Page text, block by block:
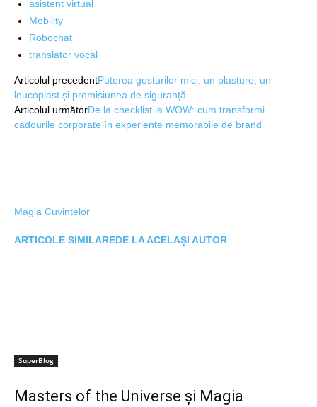
asistent virtual
Mobility
Robochat
translator vocal
Articolul precedentPuterea gesturilor mici: un plasture, un
leucoplast și promisiunea de siguranță
Articolul următorDe la checklist la WOW: cum transformi
cadourile corporate în experiențe memorabile de brand
Magia Cuvintelor
ARTICOLE SIMILAREDE LA ACELAȘI AUTOR
SuperBlog
Masters of the Universe și Magia